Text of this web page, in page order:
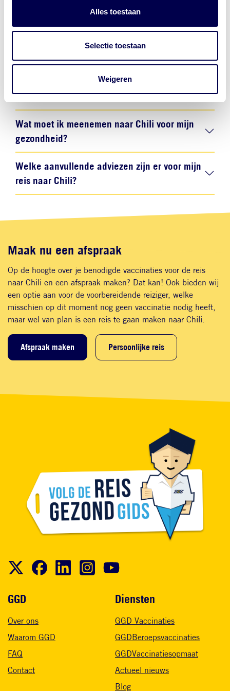
Alles toestaan
Selectie toestaan
Weigeren
Welke vaccinaties zijn verplicht voor Chili?
Chili?
Is er malariarisico in Chili?
Wat moet ik meenemen naar Chili voor mijn
gezondheid?
Welke aanvullende adviezen zijn er voor mijn
reis naar Chili?
Maak nu een afspraak
Op de hoogte over je benodigde vaccinaties voor de reis
naar Chili en een afspraak maken? Dat kan! Ook bieden wij
een optie aan voor de voorbereidende reiziger, welke
misschien op dit moment nog geen vaccinatie nodig heeft,
maar wel van plan is een reis te gaan maken naar Chili.
Afspraak maken Persoonlijke reis
Voet
GGD
Over ons
Waarom GGD
FAQ
Contact
Diensten
GGD Vaccinaties
GGDBeroepsvaccinaties
GGDVaccinatiesopmaat
Actueel nieuws
Blog